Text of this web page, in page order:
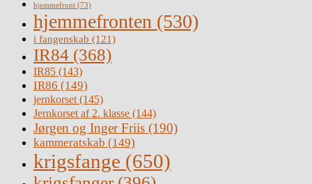
hjemmefront (73)
hjemmefronten (530)
i fangenskab (121)
IR84 (368)
IR85 (143)
IR86 (149)
jernkorset(145)
Jernkorset af 2. klasse (144)
Jørgen og Inger Friis (190)
kammeratskab (149)
krigsfange (650)